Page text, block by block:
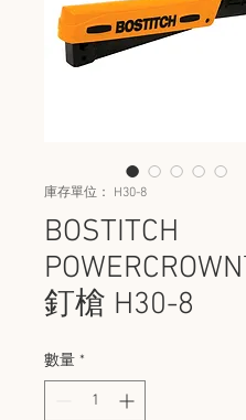
庫存單位： H30-8
BOSTITCH
釘槍 H30-8
數量 *